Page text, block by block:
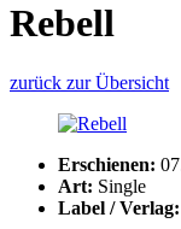
Rebell
zurück zur Übersicht
Erschienen:
Art: Single
Label / Verlag: